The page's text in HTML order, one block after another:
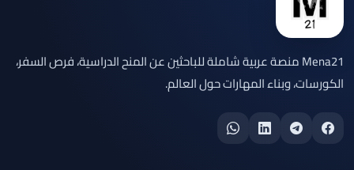
Mena21 منصة عربية شاملة للباحثين عن المنح الدراسية، فرص السفر،
الكورسات، وبناء المهارات حول العالم.